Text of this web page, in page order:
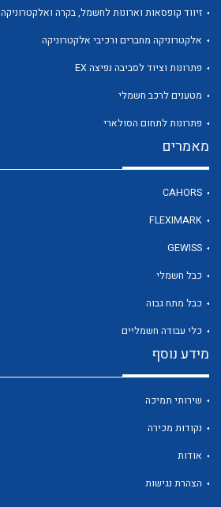
זיווד קופסאות וארונות לחשמל, בקרה ואלקטרוניקה
אלקטרוניקה מחברים ורכיבי אלקטרוניקה
פתרונות וציוד לסביבה נפיצה EX
מטענים לרכב חשמלי
פתרונות לתחום הסולארי
מאמרים
CAHORS
FLEXIMARK
GEWISS
כבל חשמלי
כבל מתח גבוה
כלי עבודה חשמליים
מידע נוסף
שירותי תמיכה
נקודות מכירה
אודות
הצהרת נגישות